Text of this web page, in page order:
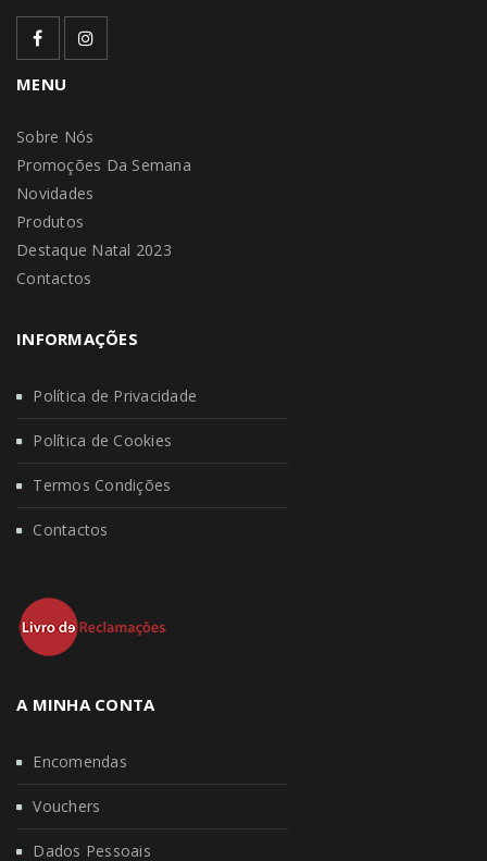
MENU
Sobre Nós
Promoções Da Semana
Novidades
Produtos
Destaque Natal 2023
Contactos
INFORMAÇÕES
Política de Privacidade
Política de Cookies
Termos Condições
Contactos
A MINHA CONTA
Encomendas
Vouchers
Dados Pessoais